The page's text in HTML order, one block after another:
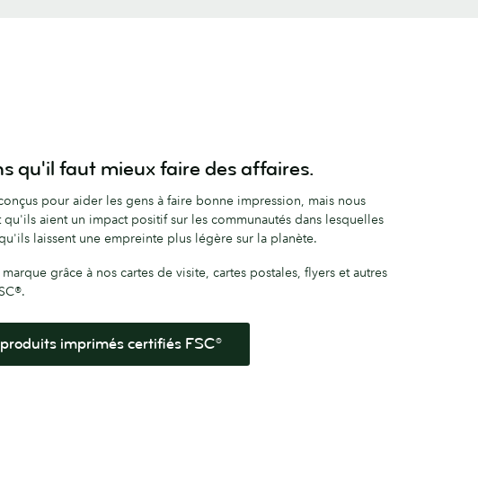
qu'il faut mieux faire des affaires.
pour aider les gens à faire bonne impression, mais nous
aient un impact positif sur les communautés dans lesquelles
laissent une empreinte plus légère sur la planète.
grâce à nos cartes de visite, cartes postales, flyers et autres
imprimés certifiés FSC®